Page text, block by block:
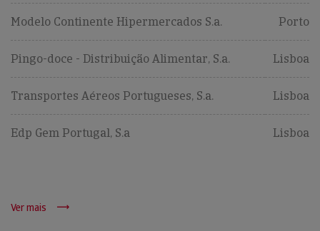
Modelo Continente Hipermercados S.a. Porto
Pingo-doce - Distribuição Alimentar, S.a. Lisboa
Transportes Aéreos Portugueses, S.a. Lisboa
Edp Gem Portugal, S.a Lisboa
Ver mais